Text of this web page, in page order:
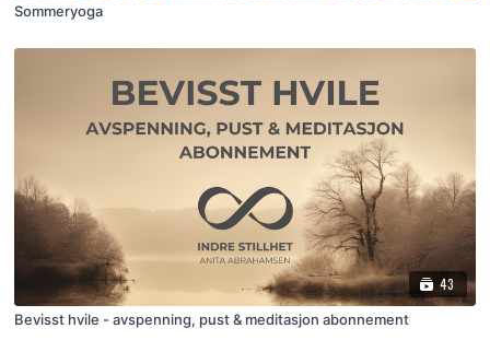
Sommeryoga
43
Bevisst hvile - avspenning, pust & meditasjon abonnement